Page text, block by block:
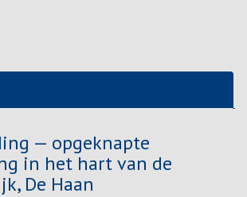
— opgeknapte
in het hart van de
De Haan